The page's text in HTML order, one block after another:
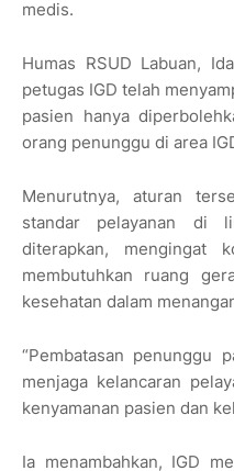
medis.
Humas RSUD Labuan,
petugas IGD telah
pasien hanya
orang penunggu di area
Menurutnya, aturan
standar pelayanan di
diterapkan, mengingat
membutuhkan ruang
kesehatan dalam
“Pembatasan penunggu
menjaga kelancaran
kenyamanan pasien dan
Ia menambahkan, IGD